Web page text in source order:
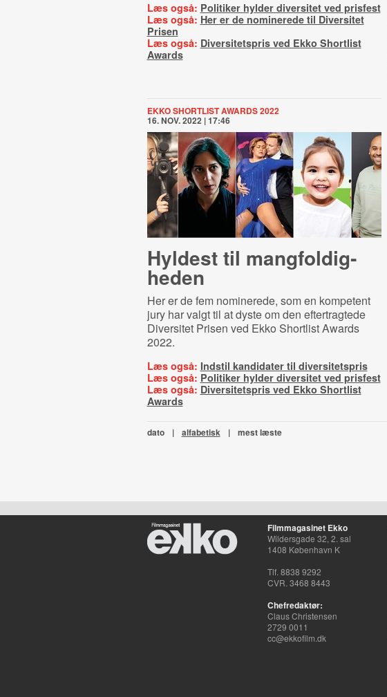
Læs også: Politiker hylder diversitet ved prisfest
Læs også: Her er de nominerede til Diversitet
Prisen
Læs også: Diversitetspris ved Ekko Shortlist
Awards
EKKO SHORTLIST AWARDS 2022
16. NOV. 2022 | 17:46
Hyldest til mang­fol­dig­
he­den
Her er de fem nominerede, som en kompetent
jury har valgt til at dyste om den eftertragtede
Diversitet Prisen ved Ekko Shortlist Awards
2022.
Læs også: Indstil kandidater til diversitetspris
Læs også: Politiker hylder diversitet ved prisfest
Læs også: Diversitetspris ved Ekko Shortlist
Awards
dato | alfabetisk | mest læste
Filmmagasinet Ekko
Wildersgade 32, 2. sal
1408 København K
Tlf. 8838 9292
CVR. 3468 8443
Chefredaktør:
Claus Christensen
2729 0011
cc@ekkofilm.dk